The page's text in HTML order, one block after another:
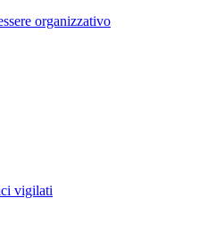
organizzativo
vigilati